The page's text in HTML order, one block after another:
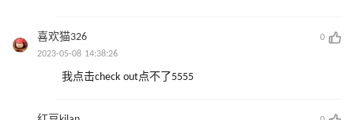
喜欢猫326
0
2023-05-08 14:38:26
我点击check out点不了5555